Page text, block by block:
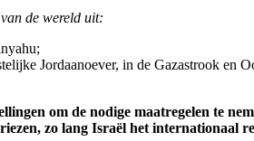
de wereld uit:
Jordaanoever, in de Gazastrook en
om de nodige maatregelen te
zo lang Israël het internationaal